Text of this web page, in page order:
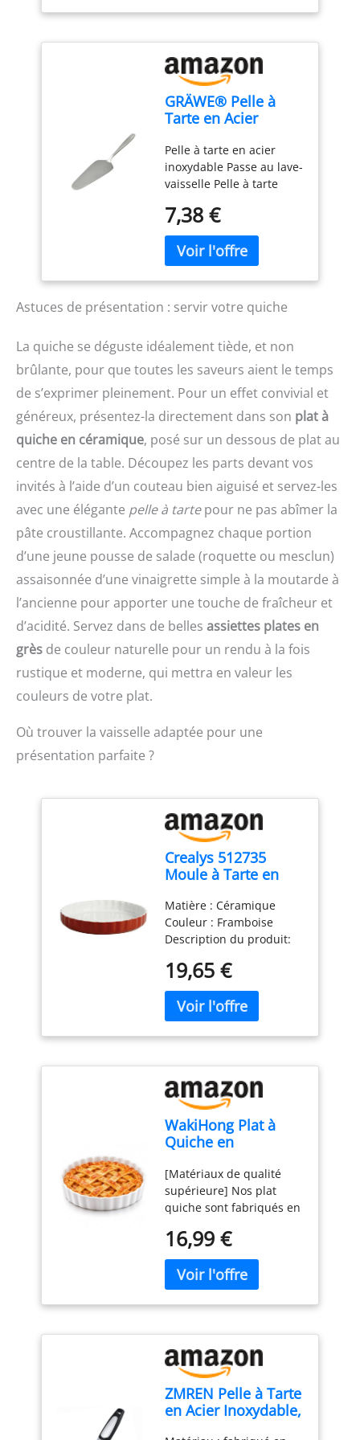
four et aident à répartir
préparations sucrées ou
salées RÉUTILISABLES ET
SIMPLES À NETTOYER:
Laissez les perles
lavez les à la main,
séchez les bien puis
rangez les dans la boîte
utilisation
Facile à nettoyer - résiste
GRÄWE® Pelle à
Tarte en Acier
Königstein
Pelle à tarte en acier
inoxydable Passe au lave-
vaisselle Pelle à tarte
à la main Matériau : acier
inoxydable chromé 18 %
7,38 €
Astuces de présentation : servir votre quiche
La quiche se déguste idéalement tiède, et non
brûlante, pour que toutes les saveurs aient le temps
de s’exprimer pleinement. Pour un effet convivial et
généreux, présentez-la directement dans son plat à
quiche en céramique, posé sur un dessous de plat au
centre de la table. Découpez les parts devant vos
invités à l’aide d’un couteau bien aiguisé et servez-les
avec une élégante pelle à tartepour ne pas abîmer la
pâte croustillante. Accompagnez chaque portion
d’une jeune pousse de salade (roquette ou mesclun)
assaisonnée d’une vinaigrette simple à la moutarde à
l’ancienne pour apporter une touche de fraîcheur et
d’acidité. Servez dans de belles assiettes plates en
grès de couleur naturelle pour un rendu à la fois
rustique et moderne, qui mettra en valeur les
couleurs de votre plat.
Où trouver la vaisselle adaptée pour une
présentation parfaite ?
Crealys 512735
Moule à Tarte en
Framboise 28 cm
Matière : Céramique
Couleur : Framboise
Description du produit:
céramique Ø 28 cm -
Hauteur 4 cm Framboise
Dimensions : 4 cm
Compatibilité:
Température four: 180
19,65 €
WakiHong Plat à
Quiche en
18cm Moule à
Pâtisserie
[Matériaux de qualité
supérieure] Nos plat
quiche sont fabriqués en
supérieure, non toxique
et inodore après
traitement à haute
température, sans
métaux lourds,
[Design unique] Ce
moule à tarte ceramique
en céramique présente
un bord ondulé. sa
16,99 €
ZMREN Pelle à Tarte
en Acier Inoxydable,